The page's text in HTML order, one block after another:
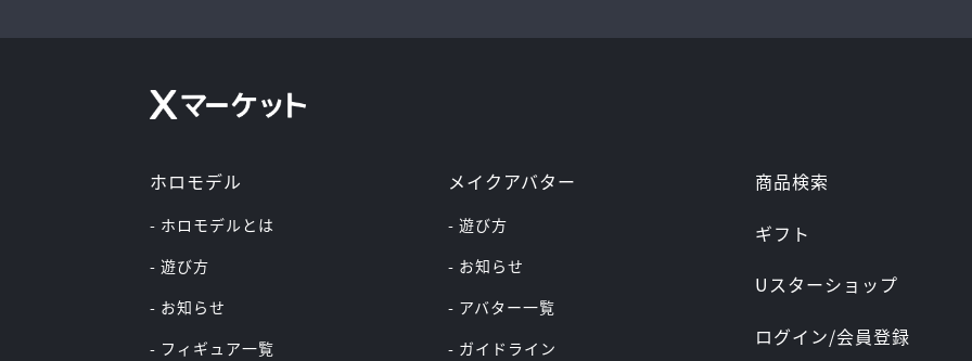
ホロモデル
- ホロモデルとは
- 遊び方
- お知らせ
- フィギュア一覧
メイクアバター
- 遊び方
- お知らせ
- アバター一覧
- ガイドライン
商品検索
ギフト
Uスターショップ
ログイン/会員登録